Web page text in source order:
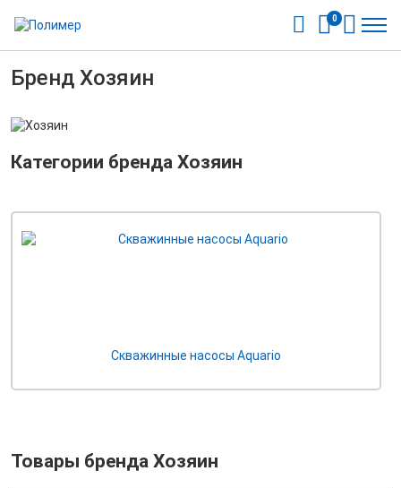
0
Бренд Хозяин
Категории бренда Хозяин
Скважинные насосы Aquario
Товары бренда Хозяин